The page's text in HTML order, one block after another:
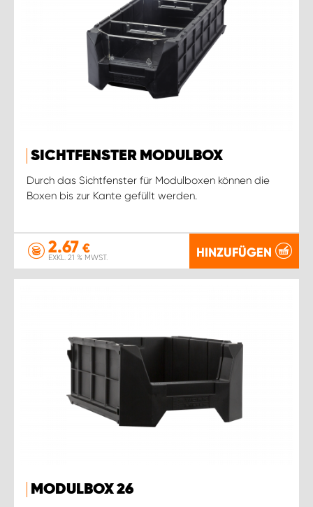
SICHTFENSTER MODULBOX
Durch das Sichtfenster für Modulboxen können die
Boxen bis zur Kante gefüllt werden.
2.67 €
EXKL. 21 % MWST. HINZUFÜGEN
MODULBOX 26